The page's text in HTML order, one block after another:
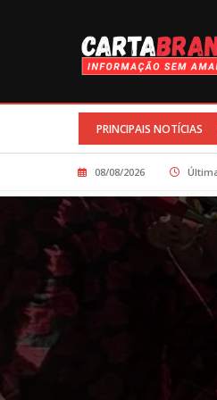
PRINCIPAIS NOTÍCIAS
nos programas de combate ao HIV
08/08/2026